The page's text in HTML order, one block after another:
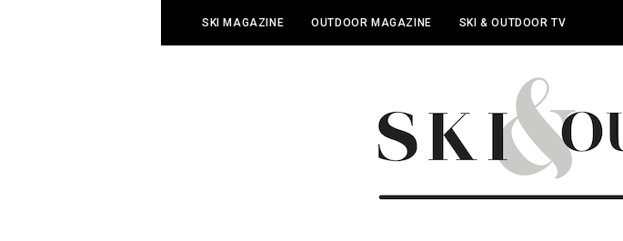
SKI MAGAZINE OUTDOOR MAGAZINE SKI & OUTDOOR TV